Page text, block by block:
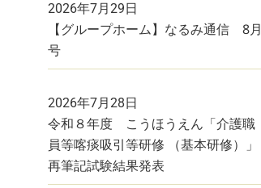
2026年7月29日
【グループホーム】なるみ通信 8月
号
2026年7月28日
令和８年度 こうほうえん「介護職
員等喀痰吸引等研修 （基本研修）」
再筆記試験結果発表